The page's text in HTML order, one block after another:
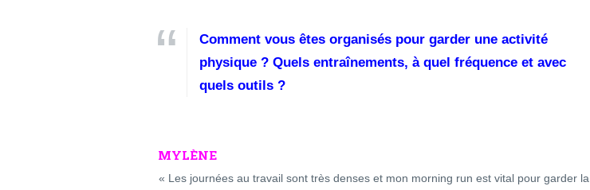
Comment vous êtes organisés pour garder une activité
physique ? Quels entraînements, à quel fréquence et avec
quels outils ?
MYLÈNE
« Les journées au travail sont très denses et mon morning run est vital pour garder la